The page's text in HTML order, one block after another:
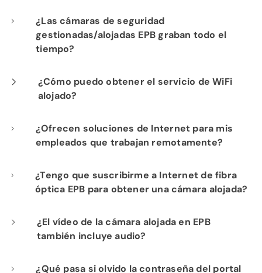
Nuestra instalación profesional incluye el
cableado de cada cámara a su
infraestructura de red de fibra para un
¿Las cámaras de seguridad
gestionadas/alojadas EPB graban todo el
tiempo?
Sí. Los productos de seguridad gestionada y
cámaras alojadas de EPB proporcionan
su negocio para su tranquilidad.
¿Cómo puedo obtener el servicio de WiFi
alojado?
Si ya es cliente de Internet de Fi-Speed, con
gusto le mostraremos las ventajas de
Comuníquese con nuestro departamento de
¿Ofrecen soluciones de Internet para mis
empleados que trabajan remotamente?
Sí. Podemos ayudarlo a mejorar la
productividad al brindarles a sus
conectividad de primer nivel que incluye la
profesional y soporte técnico local de
¿Tengo que suscribirme a Internet de fibra
óptica EPB para obtener una cámara alojada?
Sí. EPB requiere que usted tenga una
conexión a Internet de EPB Fiber Optics for
¿El vídeo de la cámara alojada en EPB
también incluye audio?
La cámara alojada en EPB es solo un producto
¿Qué pasa si olvido la contraseña del portal